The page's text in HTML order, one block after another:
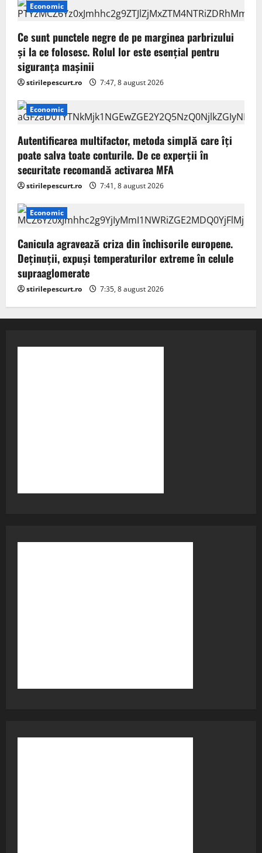
Economic
Ce sunt punctele negre de pe marginea parbrizului
și la ce folosesc. Rolul lor este esențial pentru
siguranța mașinii
stirilepescurt.ro 7:47, 8 august 2026
Economic
Autentificarea multifactor, metoda simplă care îți
poate salva toate conturile. De ce experții în
securitate recomandă activarea MFA
stirilepescurt.ro 7:41, 8 august 2026
Economic
Canicula agravează criza din închisorile europene.
Deținuții, expuși temperaturilor extreme în celule
supraaglomerate
stirilepescurt.ro 7:35, 8 august 2026